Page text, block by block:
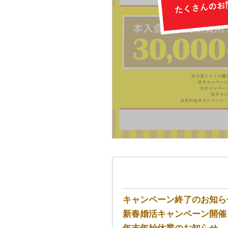
キャンペーン終了のお知ら
新春婚活キャンペーン開催